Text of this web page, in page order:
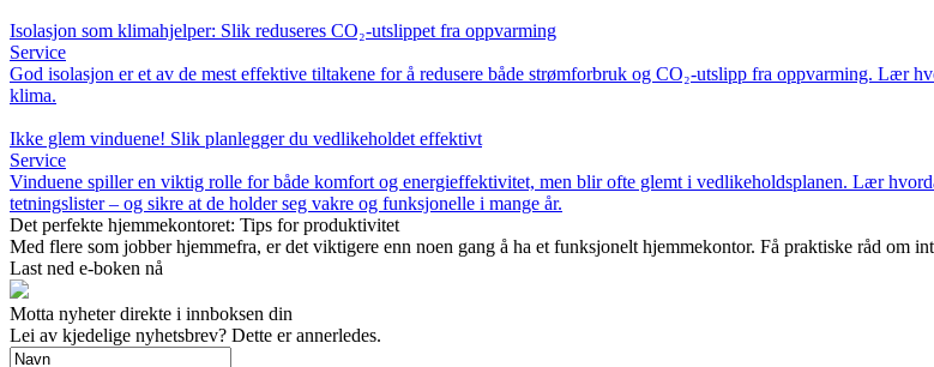
Isolasjon som klimahjelper: Slik reduseres CO₂-utslippet fra oppvarming
Service
God isolasjon er et av de mest effektive tiltakene for å redusere både strømforbruk og CO₂-utslipp fra oppvarming. Lær
klima.
Ikke glem vinduene! Slik planlegger du vedlikeholdet effektivt
Service
Vinduene spiller en viktig rolle for både komfort og energieffektivitet, men blir ofte glemt i vedlikeholdsplanen. Lær
tetningslister – og sikre at de holder seg vakre og funksjonelle i mange år.
Det perfekte hjemmekontoret: Tips for produktivitet
Med flere som jobber hjemmefra, er det viktigere enn noen gang å ha et funksjonelt hjemmekontor. Få praktiske råd
Last ned e-boken nå
Motta nyheter direkte i innboksen din
Lei av kjedelige nyhetsbrev? Dette er annerledes.